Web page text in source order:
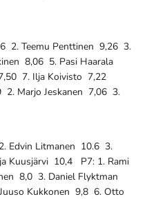
2. Teemu Penttinen 9,26 3.
8,06 5. Pasi Haarala
7. Ilja Koivisto 7,22
2. Marjo Jeskanen 7,06 3.
Edvin Litmanen 10.6 3.
Kuusjärvi 10,4 P7: 1. Rami
8,0 3. Daniel Flyktman
Kukkonen 9,8 6. Otto